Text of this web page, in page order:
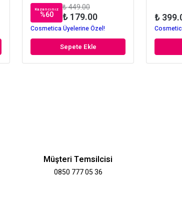
Kazancınız
%60
₺ 449.00
₺ 179.00
Cosmetica Üyelerine Özel!
Sepete Ekle
₺
Müşteri Temsilcisi
0850 777 05 36